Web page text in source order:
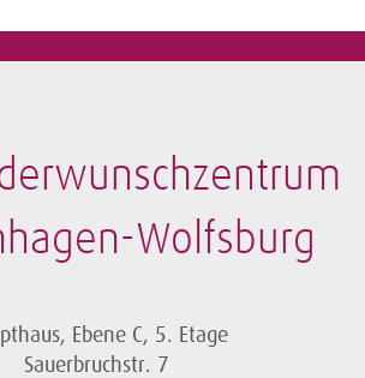
Wolfsburg
Ebene C, 5. Etage
Sauerbruchstr. 7